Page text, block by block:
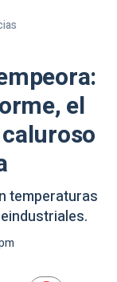
el
temperaturas